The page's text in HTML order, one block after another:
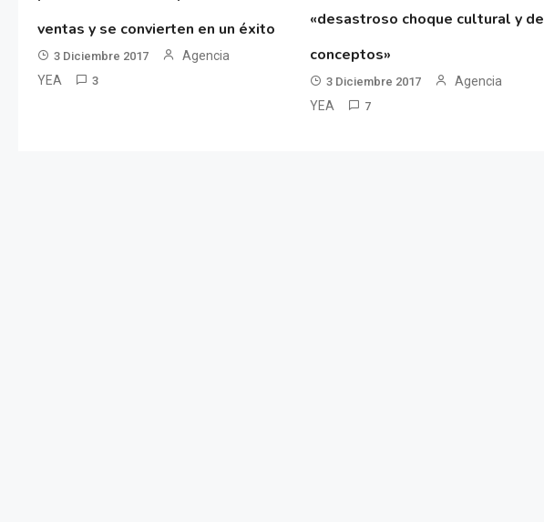
ventas y se convierten en un éxito
3 Diciembre 2017
Agencia
YEA
3
«desastroso choque cultural y de
conceptos»
3 Diciembre 2017
Agencia
YEA
7